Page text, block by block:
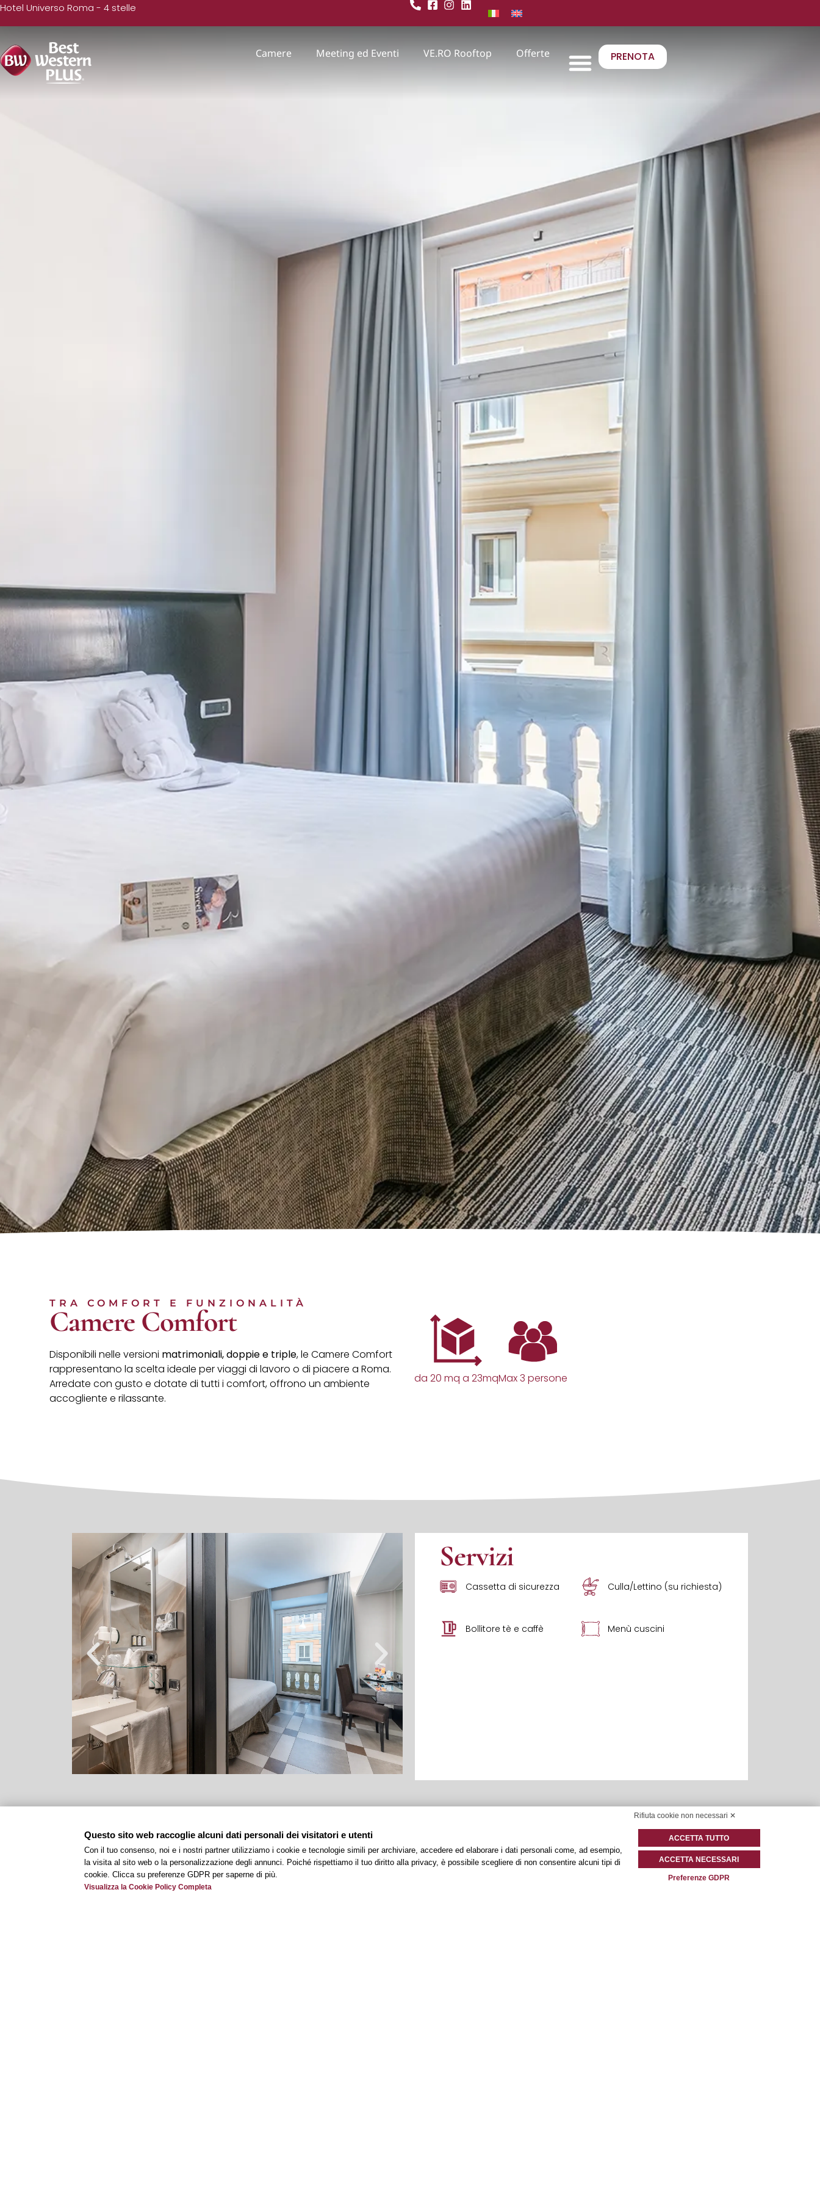
Hotel Universo Roma - 4 stelle
Camere Meeting ed Eventi VE.RO Rooftop Offerte PRENOTA
TRA COMFORT E FUNZIONALITÀ
Camere Comfort
Disponibili nelle versioni matrimoniali, doppie e triple, le Camere Comfort
rappresentano la scelta ideale per viaggi di lavoro o di piacere a Roma.
Arredate con gusto e dotate di tutti i comfort, offrono un ambiente
accogliente e rilassante.
da 20 mq a 23mqMax 3 persone
Servizi
Cassetta di sicurezza
Bollitore tè e caffè
Culla/Lettino (su richiesta)
Menù cuscini
Rifiuta cookie non necessari ✕
Questo sito web raccoglie alcuni dati personali dei visitatori e utenti
Con il tuo consenso, noi e i nostri partner utilizziamo i cookie e tecnologie simili per archiviare, accedere ed elaborare i dati personali come, ad esempio,
la visita al sito web o la personalizzazione degli annunci. Poiché rispettiamo il tuo diritto alla privacy, è possibile scegliere di non consentire alcuni tipi di
cookie. Clicca su preferenze GDPR per saperne di più.
Visualizza la Cookie Policy Completa
ACCETTA TUTTO
ACCETTA NECESSARI
Preferenze GDPR